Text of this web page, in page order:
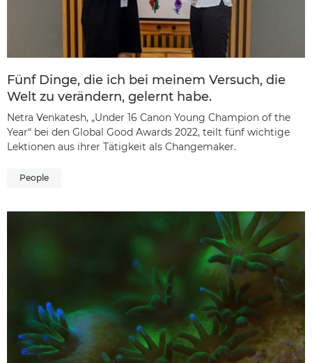
Fünf Dinge, die ich bei meinem Versuch, die
Welt zu verändern, gelernt habe.
Netra Venkatesh, „Under 16 Canon Young Champion of the
Year“ bei den Global Good Awards 2022, teilt fünf wichtige
Lektionen aus ihrer Tätigkeit als Changemaker.
People